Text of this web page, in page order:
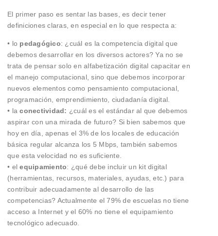
El primer paso es sentar las bases, es decir tener
definiciones claras, en especial en lo que respecta a:
• lo pedagógico: ¿cuál es la competencia digital que
debemos desarrollar en los diversos actores? Ya no se
trata de pensar solo en alfabetización digital capacitar en
el manejo computacional, sino que debemos incorporar
nuevos elementos como pensamiento computacional,
programación, emprendimiento, ciudadanía digital.
• laconectividad: ¿cuál es el estándar al que debemos
aspirar con una mirada de futuro? Si bien sabemos que
hoy en día, apenas el 3% de los locales de educación
básica regular alcanza los 5 Mbps, también sabemos
que esta velocidad no es suficiente.
• elequipamiento: ¿qué debe incluir un kit digital
(herramientas, recursos, materiales, ayudas, etc.) para
contribuir adecuadamente al desarrollo de las
competencias? Actualmente el 79% de escuelas no tiene
acceso a Internet y el 60% no tiene el equipamiento
tecnológico adecuado.